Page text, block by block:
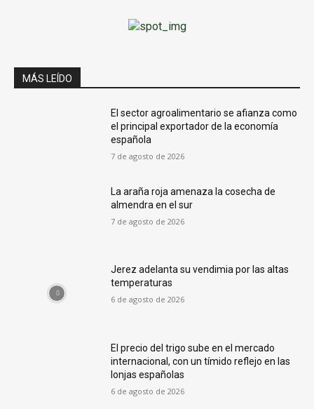
MÁS LEÍDO
El sector agroalimentario se afianza como
el principal exportador de la economía
española
7 de agosto de 2026
La araña roja amenaza la cosecha de
almendra en el sur
7 de agosto de 2026
Jerez adelanta su vendimia por las altas
temperaturas
6 de agosto de 2026
El precio del trigo sube en el mercado
internacional, con un tímido reflejo en las
lonjas españolas
6 de agosto de 2026